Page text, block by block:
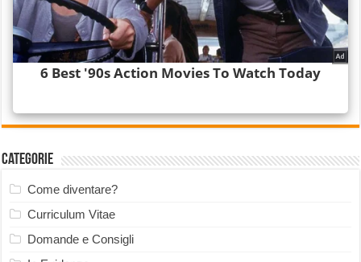
Categorie
Come diventare?
Curriculum Vitae
Domande e Consigli